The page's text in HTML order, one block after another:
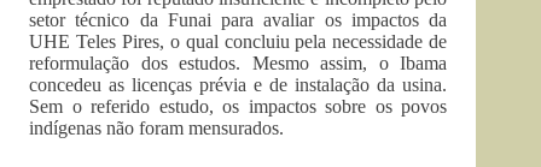
setor técnico da Funai para avaliar os impactos da
UHE Teles Pires, o qual concluiu pela necessidade de
reformulação dos estudos. Mesmo assim, o Ibama
concedeu as licenças prévia e de instalação da usina.
Sem o referido estudo, os impactos sobre os povos
indígenas não foram mensurados.